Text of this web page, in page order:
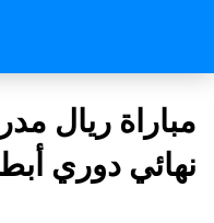
مباراة ريال
نهائي دوري